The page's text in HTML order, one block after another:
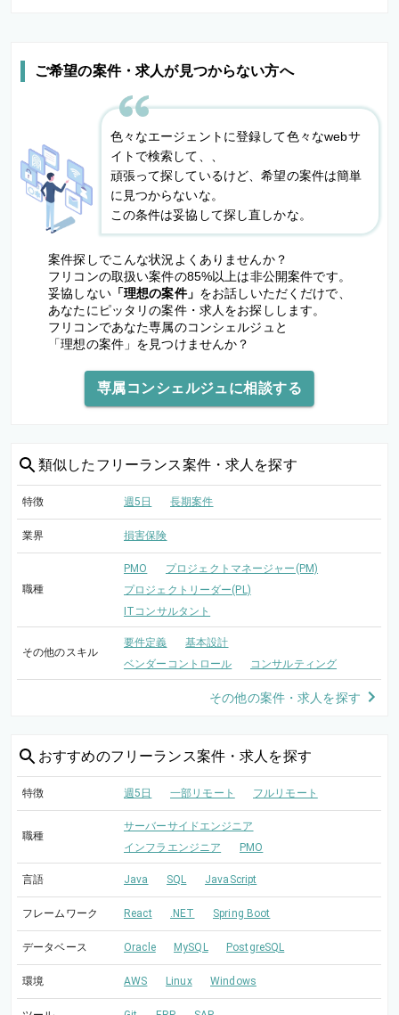
ご希望の案件・求人が見つからない方へ
色々なエージェントに登録して色々なwebサ
イトで検索して、、
頑張って探しているけど、希望の案件は簡単
に見つからないな。
この条件は妥協して探し直しかな。
案件探しでこんな状況よくありませんか？
フリコンの取扱い案件の85%以上は非公開案件です。
妥協しない「理想の案件」 をお話しいただくだけで、
あなたにピッタリの案件・求人をお探しします。
フリコンであなた専属のコンシェルジュと
「理想の案件」を見つけませんか？
専属コンシェルジュに相談する
類似した フリーランス案件・求人を探す
特徴 週5日 長期案件
業界 損害保険
職種
PMO
プロジェクトマネージャー(PM)
プロジェクトリーダー(PL)
ITコンサルタント
その他のスキル
要件定義
基本設計
ベンダーコントロール
コンサルティング
その他の案件・求人を探す
おすすめのフリーランス案件・求人を探す
特徴 週5日 一部リモート フルリモート
職種
サーバーサイドエンジニア
インフラエンジニア
PMO
言語 Java SQL JavaScript
フレームワーク React .NET Spring Boot
データベース Oracle MySQL PostgreSQL
環境 AWS Linux Windows